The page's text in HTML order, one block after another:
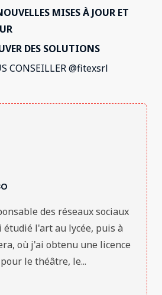
MISES À JOUR ET
DES SOLUTIONS
CONSEILLER @fitexsrl
des réseaux sociaux
étudié l'art au lycée, puis à
où j'ai obtenu une licence
le théâtre, le...